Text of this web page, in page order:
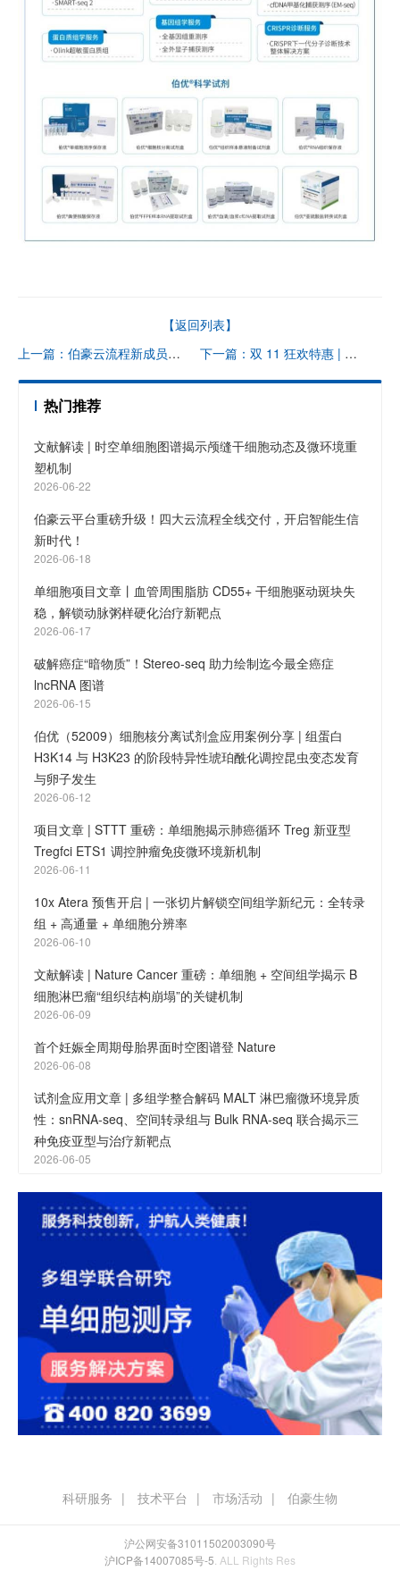
【返回列表】
上一篇：伯豪云流程新成员 | mRNA 分析云流程正式上线！
下一篇：双 11 狂欢特惠 | 限时限量抢！
热门推荐
文献解读 | 时空单细胞图谱揭示颅缝干细胞动态及微环境重
塑机制
2026-06-22
伯豪云平台重磅升级！四大云流程全线交付，开启智能生信
新时代！
2026-06-18
单细胞项目文章丨血管周围脂肪 CD55+ 干细胞驱动斑块失
稳，解锁动脉粥样硬化治疗新靶点
2026-06-17
破解癌症“暗物质”！Stereo-seq 助力绘制迄今最全癌症
lncRNA 图谱
2026-06-15
伯优（52009）细胞核分离试剂盒应用案例分享 | 组蛋白
H3K14 与 H3K23 的阶段特异性琥珀酰化调控昆虫变态发育
与卵子发生
2026-06-12
项目文章 | STTT 重磅：单细胞揭示肺癌循环 Treg 新亚型
Tregfci ETS1 调控肿瘤免疫微环境新机制
2026-06-11
10x Atera 预售开启 | 一张切片解锁空间组学新纪元：全转录
组 + 高通量 + 单细胞分辨率
2026-06-10
文献解读 | Nature Cancer 重磅：单细胞 + 空间组学揭示 B
细胞淋巴瘤“组织结构崩塌”的关键机制
2026-06-09
首个妊娠全周期母胎界面时空图谱登 Nature
2026-06-08
试剂盒应用文章 | 多组学整合解码 MALT 淋巴瘤微环境异质
性：snRNA-seq、空间转录组与 Bulk RNA-seq 联合揭示三
种免疫亚型与治疗新靶点
2026-06-05
科研服务 技术平台 市场活动 伯豪生物
沪公网安备31011502003090号
沪ICP备14007085号-5 . ALL Rights Res